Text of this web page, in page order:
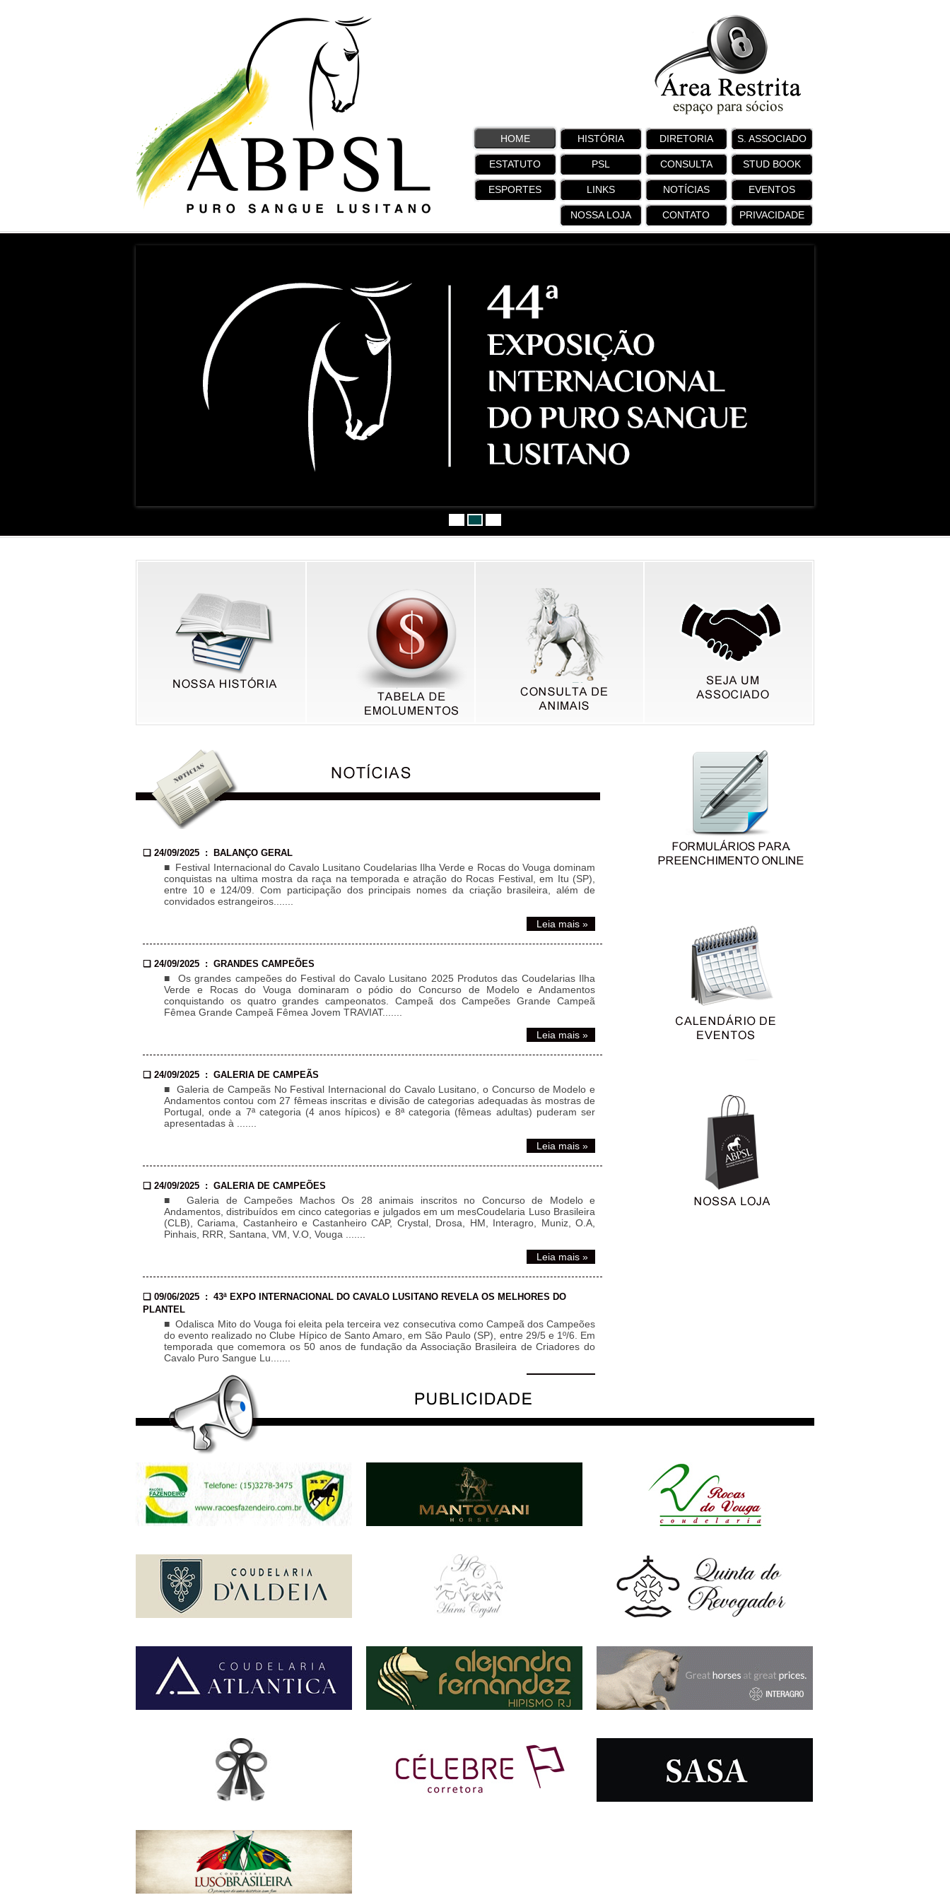
HOME HISTÓRIA DIRETORIA S. ASSOCIADO
ESTATUTO PSL CONSULTA STUD BOOK
ESPORTES LINKS NOTÍCIAS EVENTOS
NOSSA LOJA CONTATO PRIVACIDADE
❏ 24/09/2025 : BALANÇO GERAL
■ Festival Internacional do Cavalo Lusitano Coudelarias Ilha Verde e Rocas do Vouga dominam
conquistas na ultima mostra da raça na temporada e atração do Rocas Festival, em Itu (SP),
entre 10 e 124/09. Com participação dos principais nomes da criação brasileira, além de
convidados estrangeiros.......
Leia mais »
❏ 24/09/2025 : GRANDES CAMPEÕES
■ Os grandes campeões do Festival do Cavalo Lusitano 2025 Produtos das Coudelarias Ilha
Verde e Rocas do Vouga dominaram o pódio do Concurso de Modelo e Andamentos
conquistando os quatro grandes campeonatos. Campeã dos Campeões Grande Campeã
Fêmea Grande Campeã Fêmea Jovem TRAVIAT.......
Leia mais »
❏ 24/09/2025 : GALERIA DE CAMPEÃS
■ Galeria de Campeãs No Festival Internacional do Cavalo Lusitano, o Concurso de Modelo e
Andamentos contou com 27 fêmeas inscritas e divisão de categorias adequadas às mostras de
Portugal, onde a 7ª categoria (4 anos hípicos) e 8ª categoria (fêmeas adultas) puderam ser
apresentadas à .......
Leia mais »
❏ 24/09/2025 : GALERIA DE CAMPEÕES
■ Galeria de Campeões Machos Os 28 animais inscritos no Concurso de Modelo e
Andamentos, distribuídos em cinco categorias e julgados em um mesCoudelaria Luso Brasileira
(CLB), Cariama, Castanheiro e Castanheiro CAP, Crystal, Drosa, HM, Interagro, Muniz, O.A,
Pinhais, RRR, Santana, VM, V.O, Vouga .......
Leia mais »
❏ 09/06/2025 : 43ª EXPO INTERNACIONAL DO CAVALO LUSITANO REVELA OS MELHORES DO
PLANTEL
■ Odalisca Mito do Vouga foi eleita pela terceira vez consecutiva como Campeã dos Campeões
do evento realizado no Clube Hípico de Santo Amaro, em São Paulo (SP), entre 29/5 e 1º/6. Em
temporada que comemora os 50 anos de fundação da Associação Brasileira de Criadores do
Cavalo Puro Sangue Lu.......